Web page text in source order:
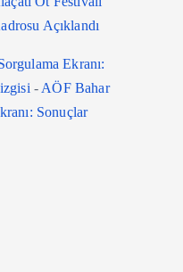
Açıklandı
Ekranı:
- AÖF Bahar
Sonuçlar